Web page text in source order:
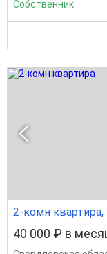
Собственник
2-комн квартира,
40 000 ₽ в